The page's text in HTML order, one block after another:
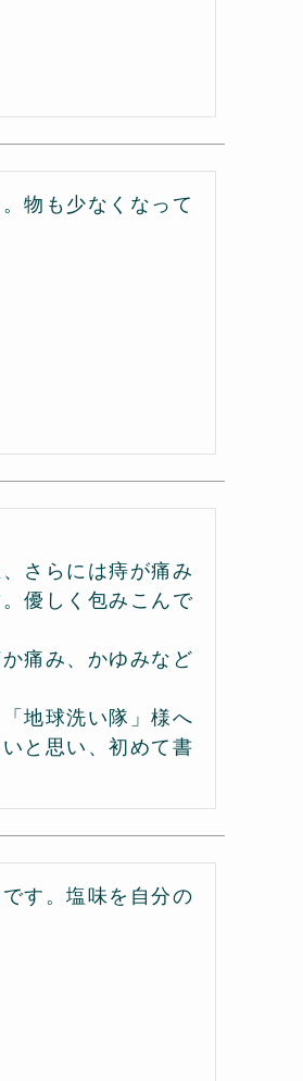
物も少なくなって
さらには痔が痛み
優しく包みこんで
痛み、かゆみなど
地球洗い隊」様へ
と思い、初めて書
す。塩味を自分の